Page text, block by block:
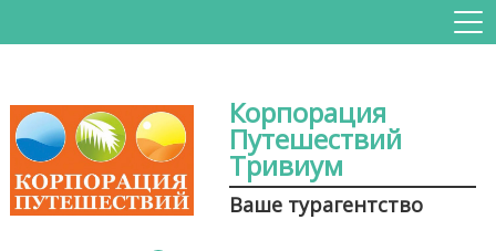
Корпорация
Путешествий
Тривиум
Ваше турагентство